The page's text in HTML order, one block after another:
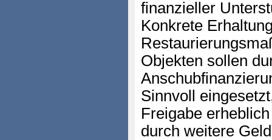
finanzieller
Konkrete
Objekten sollen
Sinnvoll
Freigabe
durch weitere